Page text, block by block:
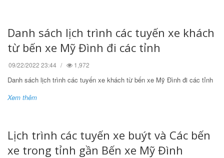
Danh sách lịch trình các tuyến xe khách
từ bến xe Mỹ Đình đi các tỉnh
09/22/2022 23:44 1,972
Danh sách lịch trình các tuyến xe khách từ bến xe Mỹ Đình đi các tỉnh
Xem thêm
Lịch trình các tuyến xe buýt và Các bến
xe trong tỉnh gần Bến xe Mỹ Đình